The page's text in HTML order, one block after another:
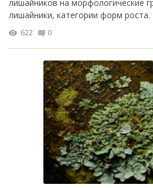
лишайников на морфологические
лишайники, категории форм роста.
622 0